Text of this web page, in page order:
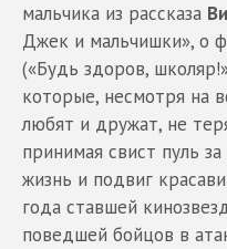
мальчика из рассказа
Джек и мальчишки», о
(«Будь здоров,
которые, несмотря на
любят и дружат, не
принимая свист пуль
жизнь и подвиг
года ставшей
поведшей бойцов в